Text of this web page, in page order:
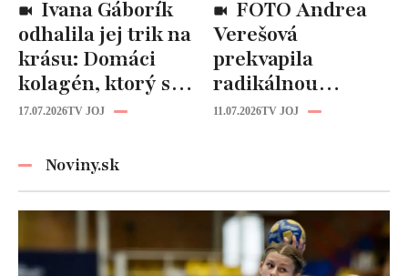
odhalila jej trik na
krásu: Domáci
kolagén, ktorý si
zvládnete
17.07.2026TV JOJ
Verešová
prekvapila
radikálnou
zmenou účesu: Je
11.07.2026TV JOJ
Noviny.sk